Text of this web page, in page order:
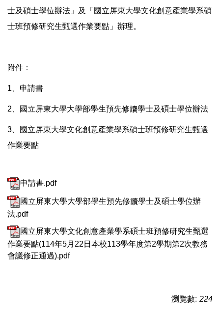
士及碩士學位辦法」及「國立屏東大學文化創意產業學系碩
士班預修研究生甄選作業要點」辦理。
附件：
1、申請書
2、國立屏東大學大學部學生預先修讀學士及碩士學位辦法
3、國立屏東大學文化創意產業學系碩士班預修研究生甄選
作業要點
申請書.pdf
國立屏東大學大學部學生預先修讀學士及碩士學位辦
法.pdf
國立屏東大學文化創意產業學系碩士班預修研究生甄選
作業要點(114年5月22日本校113學年度第2學期第2次教務
會議修正通過).pdf
瀏覽數: 224